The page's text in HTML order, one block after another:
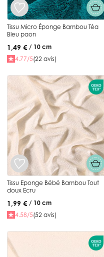
Tissu Micro Éponge Bambou Téa
Bleu paon
1,49 € / 10 cm
4.77/5(22 avis)
Tissu Eponge Bébé Bambou Tout
doux Ecru
1,99 € / 10 cm
4.58/5(52 avis)